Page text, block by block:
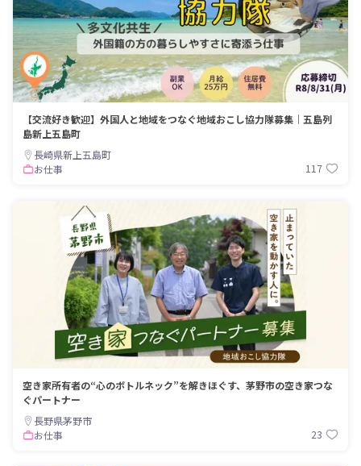
【交流好き歓迎】外国人と地域をつなぐ地域おこし協力隊募集｜五島列
島新上五島町
長崎県新上五島町
お仕事
117
空き家所有者の“心のボトルネック”を解きほぐす、茅野市の空き家つな
ぐパートナー
長野県茅野市
お仕事
23